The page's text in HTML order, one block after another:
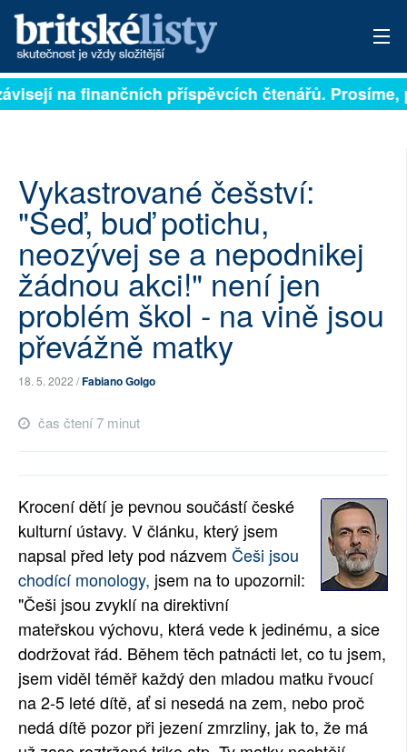
PŘIHLÁSIT
ARCHIV
ROZHOVORY
TÉMATA
NEJČTENĚJŠÍ ZA 7 DNÍ
AUTOŘI
PŘÍSPĚVKY NA PROVOZ
SOCIÁLNÍ SÍTĚ
PLNÁ VERZE STRÁNEK
na finančních příspěvcích čtenářů. Prosíme,
Vykastrované češství:
"Seď, buď potichu,
neozývej se a nepodnikej
žádnou akci!" není jen
problém škol - na vině jsou
převážně matky
18. 5. 2022 /Fabiano Golgo
čas čtení 7 minut
Krocení dětí je pevnou součástí české
kulturní ústavy. V článku, který jsem
napsal před lety pod názvem Češi jsou
chodící monology, jsem na to upozornil:
"Češi jsou zvyklí na direktivní
mateřskou výchovu, která vede k jedinému, a sice
dodržovat řád. Během těch patnácti let, co tu jsem,
jsem viděl téměř každý den mladou matku řvoucí
na 2-5 leté dítě, ať si nesedá na zem, nebo proč
nedá dítě pozor při jezení zmrzliny, jak to, že má